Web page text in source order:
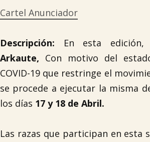
Cartel Anunciador
Descripción: En esta
Arkaute, Con motivo del
COVID-19 que restringe el
se procede a ejecutar la misma
los días 17 y 18 de Abril.
Las razas que participan en esta